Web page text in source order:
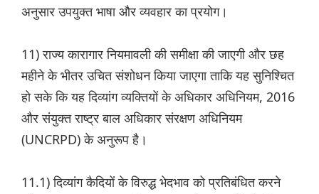
अनुसार उपयुक्त भाषा और व्यवहार का प्रयोग।
11) राज्य कारागार नियमावली की समीक्षा की जाएगी और छह
महीने के भीतर उचित संशोधन किया जाएगा ताकि यह सुनिश्चित
हो सके कि यह दिव्यांग व्यक्तियों के अधिकार अधिनियम, 2016
और संयुक्त राष्ट्र बाल अधिकार संरक्षण अधिनियम
(UNCRPD) के अनुरूप है।
11.1) दिव्यांग कैदियों के विरुद्ध भेदभाव को प्रतिबंधित करने